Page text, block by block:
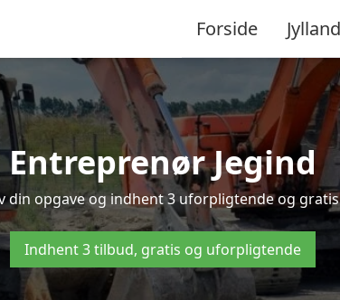
Forside Jylland
Entreprenør Jegind
din opgave og indhent 3 uforpligtende og
Indhent 3 tilbud, gratis og uforpligtende